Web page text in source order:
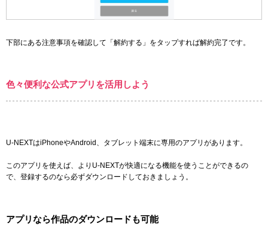
下部にある注意事項を確認して「解約する」をタップすれば解約完了です。
色々便利な公式アプリを活用しよう
U-NEXTはiPhoneやAndroid、タブレット端末に専用のアプリがあります。
このアプリを使えば、よりU-NEXTが快適になる機能を使うことができるの
で、登録するのなら必ずダウンロードしておきましょう。
アプリなら作品のダウンロードも可能